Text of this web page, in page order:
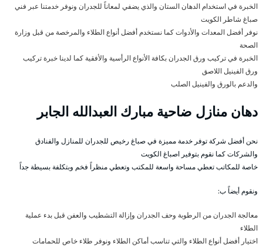
الخبرة في استخدام الدهان الستان والذي يضفي لمعاناً للجدران ونوفر خدمتنا عبر فني
صباغ شاطر الكويت
نوفر أفضل المعدات والأدوات كما نستخدم أفضل أنواع الطلاء والمرخصة من قبل وزارة
الصحة
الخبرة في تركيب ورق الجدران بكافة الأنواع الرأسية والأفقية كما لدينا خبرة تركيب
ورق الفينيل اللاصق
والدعم بالورق والفينيل الصلب
دهان منازل ضاحية مبارك العبدالله الجابر
نحن أفضل شركة توفر خدمة مميزة في صباغ رخيص للجدران للمنازل والفنادق
والشركات كما نقوم بتوفير اصباغ الكويت
خاصة للمكاتب تعطي مساحة واسعة للمكتب وتعطي منظراً فخم وبتكلفة بسيطة جداً
ونقوم أيضاً ب:
معالجة الجدران من الرطوبة وحف الجدران وإزالة التشطيب والعفن قبل بدء عملية
الطلاء
اختيار أفضل أنواع الطلاء والتي تناسب أماكن الطلاء ونوفر طلاء خاص للحمامات